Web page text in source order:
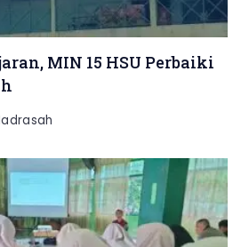
MIN 15 HSU Perbaiki